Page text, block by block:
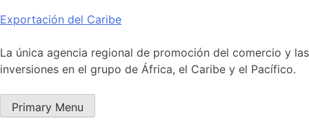
Skip
content
Exportación del Caribe
La única agencia regional de promoción del comercio y las
inversiones en el grupo de África, el Caribe y el Pacífico.
Primary Menu